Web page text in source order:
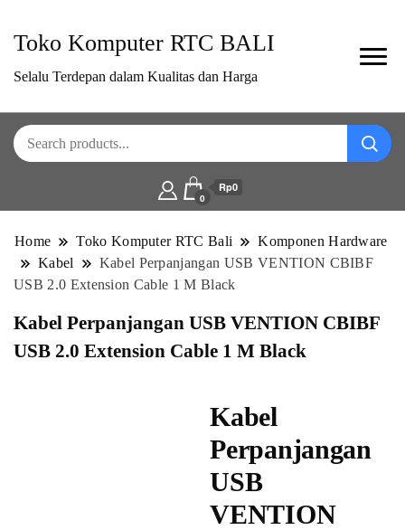
Toko Komputer RTC BALI
Selalu Terdepan dalam Kualitas dan Harga
0
Rp0
Home Toko Komputer RTC Bali
Komponen Hardware
Kabel
Kabel Perpanjangan USB VENTION CBIBF
USB 2.0 Extension Cable 1 M Black
Kabel Perpanjangan USB VENTION CBIBF
USB 2.0 Extension Cable 1 M Black
Kabel
Perpanjangan
USB
VENTION